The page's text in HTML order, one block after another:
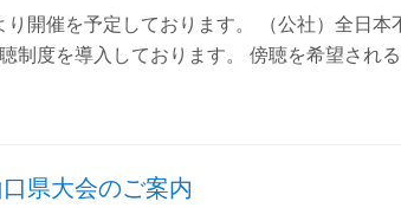
り開催を予定しております。 （公社）全日
制度を導入しております。 傍聴を希望され
県大会のご案内